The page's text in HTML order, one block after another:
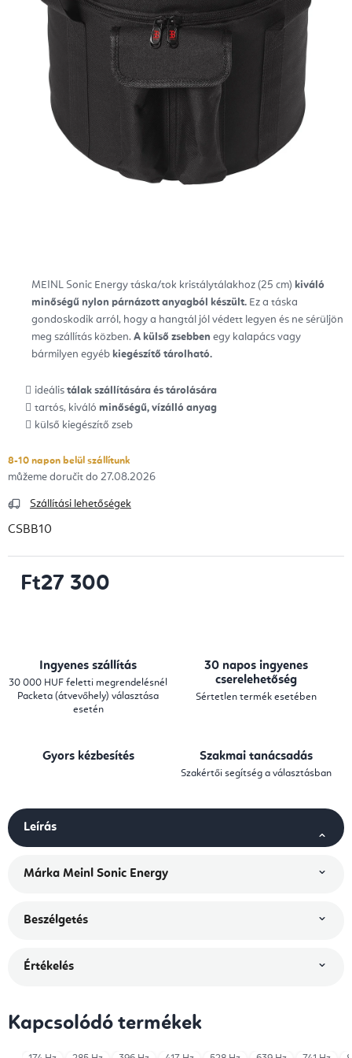
MEINL Sonic Energy táska/tok kristálytálakhoz (25 cm) kiváló
minőségű nylon párnázott anyagból készült. Ez a táska
gondoskodik arról, hogy a hangtál jól védett legyen és ne sérüljön
meg szállítás közben. A külső zsebben egy kalapács vagy
bármilyen egyéb kiegészítő tárolható.
ideális tálak szállítására és tárolására
tartós, kiváló minőségű, vízálló anyag
külső kiegészítő zseb
8-10 napon belül szállítunk
27.08.2026
Szállítási lehetőségek
CSBB10
Ft27 300
Ingyenes szállítás
30 000 HUF feletti megrendelésnél
Packeta (átvevőhely) választása
esetén
30 napos ingyenes
cserelehetőség
Sértetlen termék esetében
Gyors kézbesítés Szakmai tanácsadás
Szakértői segítség a választásban
Leírás
Márka Meinl Sonic Energy
Beszélgetés
Értékelés
Kapcsolódó termékek